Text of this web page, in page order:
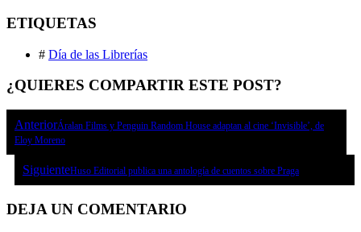
ETIQUETAS
# Día de las Librerías
¿QUIERES COMPARTIR ESTE POST?
AnteriorÁralan Films y Penguin Random House adaptan al cine ‘Invisible’, de
Eloy Moreno
SiguienteHuso Editorial publica una antología de cuentos sobre Praga
DEJA UN COMENTARIO